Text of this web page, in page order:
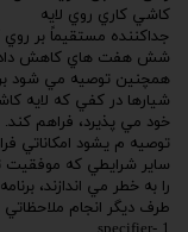
كاشي كاري روي لايه
جداكننده مستقيماً بر
شش هفت هاي كاهش
همچنين توصيه مي شود
شيارها در كفي كه لايه
خود مي پذيرد، فراهم كند.
توصيه م يشود امكاناتي
ساير شرايطي كه موفقيت
را به خطر مي اندازند،
طرف ديگر انجام ملاحظاتي